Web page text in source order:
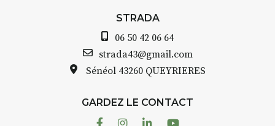
INTERVIEW
STRADA Bernard Turle, vous
Auzon…
STRADA
06 50 42 06 64
strada43@gmail.com
Sénéol 43260 QUEYRIERES
GARDEZ LE CONTACT
FacebookInstagram
LinkedinYoutube